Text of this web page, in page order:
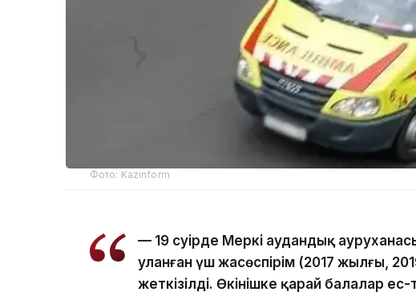
Фото: Kazinform
— 19 сәуірде Меркі аудандық
уланған үш жасөспірім (2017 жылғы,
жеткізілді. Өкінішке қарай балалар